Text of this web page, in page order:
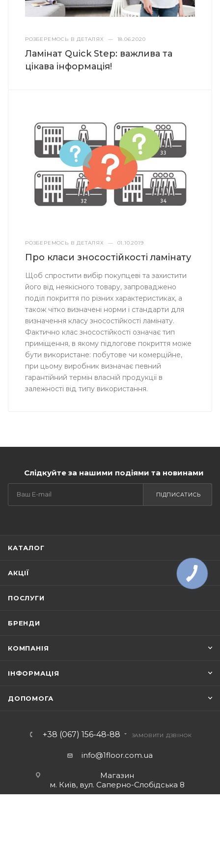
РОЗБЕРЕМОСЬ В ДЕТАЛЯХ — 18.06.2020
Ламінат Quick Step: важлива та
цікава інформація!
РОЗБЕРЕМОСЬ В ДЕТАЛЯХ — 01.10.2019
Про класи зносостійкості ламінату
Щоб спростити вибір покупцеві та захистити
його від неякісного товару, запроваджено
поділ покриття по різних характеристиках, а
також чітко визначені норми і стандарти для
визначення класу зносостійкості ламінату.
Фактично клас зносостійкості означає тип
приміщення, в якому підлогове покриття може
бути використане: побутове чи комерційне,
при цьому виробник визначає певний
гарантійний термін власній продукції в
залежності від типу використання.
Слідкуйте за нашими подіями та новинами
ПІДПИСАТИСЬ
КАТАЛОГ
АКЦІЇ
ПОСЛУГИ
БРЕНДИ
КОМПАНІЯ
ІНФОРМАЦІЯ
ДОПОМОГА
+38 (067) 156-48-88 ЗАМОВИТИ ДЗВІНОК
info@1floor.com.ua
Магазин
м. Київ, вул. Саперно-Слобідська 8